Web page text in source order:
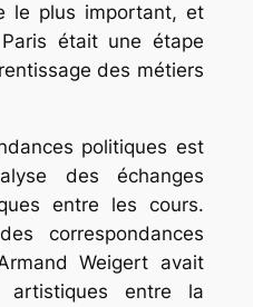
le plus important, et
était une étape
des métiers
politiques est
des échanges
entre les cours.
correspondances
Weigert avait
entre la